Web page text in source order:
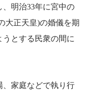
明治33年に宮中の
大正天皇)の婚儀を期
とする民衆の間に
家庭などで執り行